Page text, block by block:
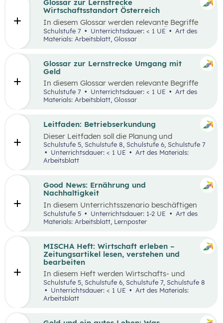
Schnittstelle von Gesellschaft, Wirtschaft und
Glossar zur Lernstrecke
Wirtschaftsstandort Österreich
In diesem Glossar werden relevante Begriffe
zum Thema „Wirtschaftsstandort Österreich“
erklärt. Zusätzlich gibt es Arbeitsblätter zu
ausgewählten Begriffen.
Schulstufe 7 Unterrichtsdauer: < 1 UE
Materials: Arbeitsblatt, Glossar
Glossar zur Lernstrecke Umgang mit
Geld
In diesem Glossar werden relevante Begriffe
zum Thema „Geld“ erklärt. Zusätzlich gibt es
Arbeitsblätter zu ausgewählten Begriffen.
Schulstufe 7 Unterrichtsdauer: < 1 UE
Materials: Arbeitsblatt, Glossar
Leitfaden: Betriebserkundung
Dieser Leitfaden soll die Planung und
Durchführung von Betriebserkundungen
erleichtern. Im Zuge dieses Leitfadens werden
Leitfragen zu folgenden Schwerpunkten
Betriebserkundung.
Schulstufe 5, Schulstufe 8, Schulstufe 6, Schulstufe 7
Unterrichtsdauer: < 1 UE
Art des Materials:
Arbeitsblatt
Good News: Ernährung und
Nachhaltigkeit
In diesem Unterrichtsszenario beschäftigen
sich die Schüler:innen mit positiven
Nachrichten und Beispielen aus dem
Themenbereich „Ernährung und
Handlungsoptionen für den Alltag offenzulegen,
zu diskutieren und in einer abschließenden
Portfolioaufgabe kreativ zu bearbeiten.
Schulstufe 5 Unterrichtsdauer: 1-2 UE
Materials: Arbeitsblatt, Lernposter
MISCHA Heft: Wirtschaft erleben –
Zeitungsartikel lesen, verstehen und
bearbeiten
In diesem Heft werden Wirtschafts- und
Lesekompetenz miteinander verknüpft.Schulstufe 5, Schulstufe 6, Schulstufe 7, Schulstufe 8
Unterrichtsdauer: < 1 UE
Art des Materials:
Arbeitsblatt